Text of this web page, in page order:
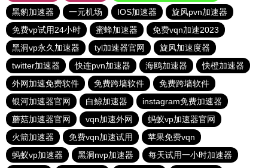
黑豹加速器
一元机场 IOS加速器
旋风pvn加速器
免费vp试用24小时
蜜蜂加速器
免费vqn加速2023
黑洞vp永久加速器
tyl加速器官网
旋风加速度器
twitter加速器
快连pvn加速器 海鸥加速器
快橙加速器
外网加速免费软件
免费跨墙软件
免费跨墙软件
银河加速器官网
白鲸加速器
instagram免费加速器
蘑菇加速器官网
vqn加速外网
蚂蚁vp加速器官网
火箭加速器
免费vqn加速试用
苹果免费vqn
蚂蚁vp加速器
黑洞nvp加速器 每天试用一小时加速器